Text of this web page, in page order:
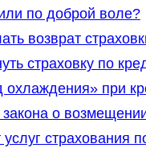
по доброй воле?
возврат
страховку по
при
о
страхования